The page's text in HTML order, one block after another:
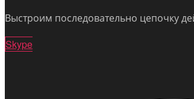
Выстроим последовательно цепочку
Skype